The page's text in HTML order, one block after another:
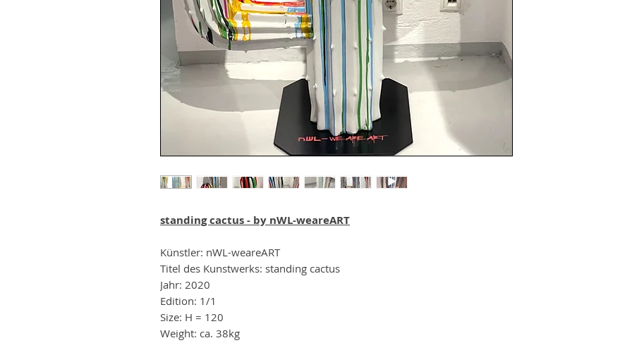
standing cactus - by nWL-weareART
Künstler: nWL-weareART
Titel des Kunstwerks: standing cactus
Jahr: 2020
Edition: 1/1
Size: H = 120
Weight: ca. 38kg